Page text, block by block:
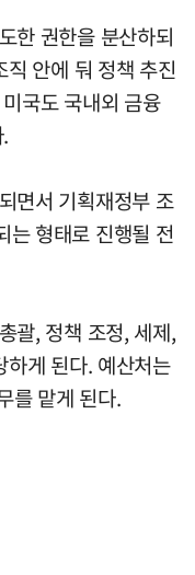
한 권한을 분산하되
안에 둬 정책 추진
국도 국내외 금융
면서 기획재정부 조
는 형태로 진행될 전
괄, 정책 조정, 세제,
하게 된다. 예산처는
를 맡게 된다.